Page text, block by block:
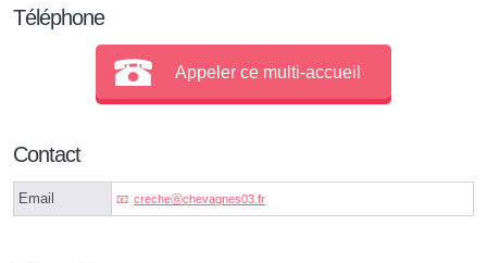
Téléphone
Appeler ce multi-accueil
Contact
Email crecheⓐchevagnes03.fr